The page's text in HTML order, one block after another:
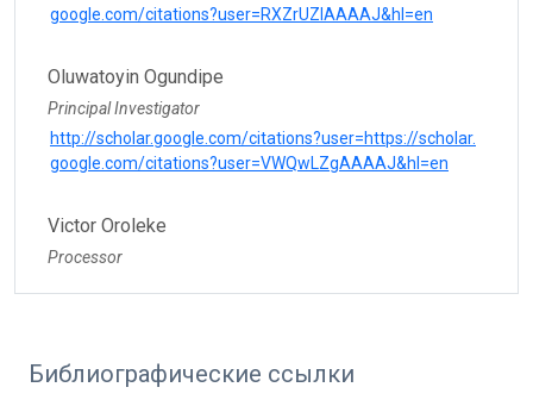
google.com/citations?user=RXZrUZIAAAAJ&hl=en
Oluwatoyin Ogundipe
Principal Investigator
http://scholar.google.com/citations?user=https://scholar.
google.com/citations?user=VWQwLZgAAAAJ&hl=en
Victor Oroleke
Processor
Библиографические ссылки